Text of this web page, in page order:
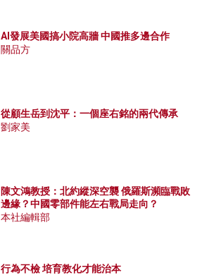
AI發展美國搞小院高牆 中國推多邊合作
關品方
從顧生岳到沈平：一個座右銘的兩代傳承
劉家美
陳文鴻教授：北約縱深空襲 俄羅斯瀕臨戰敗
邊緣？中國零部件能左右戰局走向？
本社編輯部
行為不檢 培育教化才能治本